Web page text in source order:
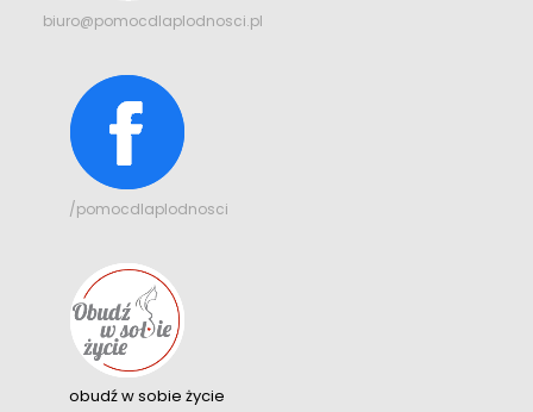
biuro@pomocdlaplodnosci.pl
/pomocdlaplodnosci
obudź w sobie życie